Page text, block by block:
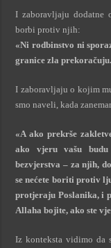
I zaboravljaju dodatne
borbi protiv njih:
«Ni rodbinstvo ni
granice zla
I zaboravljaju o kojim
smo naveli, kada
«A ako prekrše
ako vjeru vašu
bezvjerstva – za njih,
se nećete boriti protiv
protjeraju Poslanika, i
Allaha bojite, ako ste
Iz konteksta vidimo da